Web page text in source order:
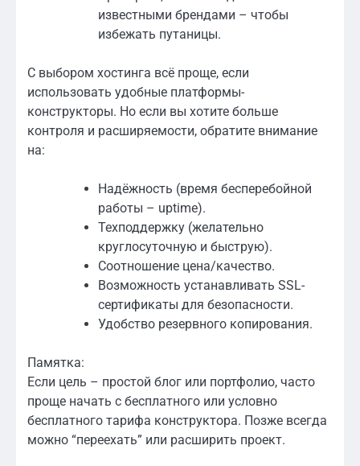
известными брендами – чтобы
избежать путаницы.
С выбором хостинга всё проще, если
использовать удобные платформы-
конструкторы. Но если вы хотите больше
контроля и расширяемости, обратите внимание
на:
Надёжность (время бесперебойной
работы – uptime).
Техподдержку (желательно
круглосуточную и быструю).
Соотношение цена/качество.
Возможность устанавливать SSL-
сертификаты для безопасности.
Удобство резервного копирования.
Памятка:
Если цель – простой блог или портфолио, часто
проще начать с бесплатного или условно
бесплатного тарифа конструктора. Позже всегда
можно “переехать” или расширить проект.